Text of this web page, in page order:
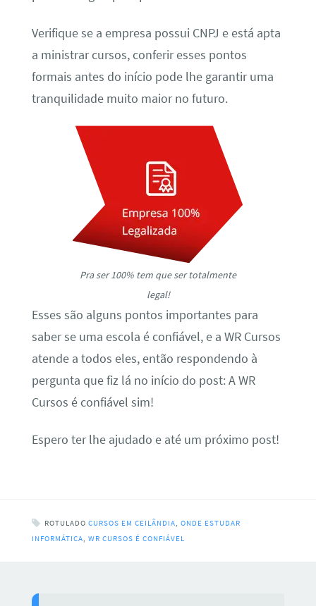
Verifique se a empresa possui CNPJ e está apta
a ministrar cursos, conferir esses pontos
formais antes do início pode lhe garantir uma
tranquilidade muito maior no futuro.
Pra ser 100% tem que ser totalmente
legal!
Esses são alguns pontos importantes para
saber se uma escola é confiável, e a WR Cursos
atende a todos eles, então respondendo à
pergunta que fiz lá no início do post: A WR
Cursos é confiável sim!
Espero ter lhe ajudado e até um próximo post!
ROTULADO CURSOS EM CEILÂNDIA, ONDE ESTUDAR
INFORMÁTICA, WR CURSOS É CONFIÁVEL